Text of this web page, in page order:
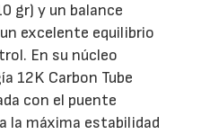
gr) y un balance
excelente equilibrio
En su núcleo
12K Carbon Tube
con el puente
la máxima estabilidad